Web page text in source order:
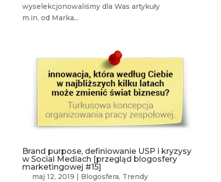
wyselekcjonowaliśmy dla Was artykuły
m.in. od Marka...
Brand purpose, definiowanie USP i kryzysy
w Social Mediach [przegląd blogosfery
marketingowej #15]
maj 12, 2019 | Blogosfera, Trendy